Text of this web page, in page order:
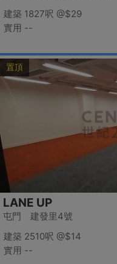
建築 1827呎 @$29
實用 --
置頂
LANE UP
屯門 建發里4號
建築 2510呎 @$14
實用 --